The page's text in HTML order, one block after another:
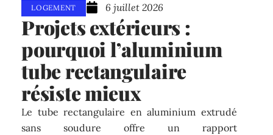
LOGEMENT 6 juillet 2026
Projets extérieurs :
pourquoi l’aluminium
tube rectangulaire
résiste mieux
Le tube rectangulaire en aluminium extrudé
sans soudure offre un rapport